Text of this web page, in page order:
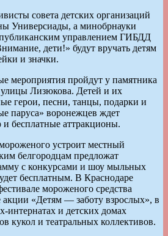
совета детских организаций
Универсиады, а минобрнауки
управлением ГИБДД
дети!» будут вручать детям
и значки.
мероприятия пройдут у памятника
Лизюкова. Детей и их
герои, песни, танцы, подарки и
паруса» воронежцев ждет
бесплатные аттракционы.
устроит местный
белгородцам предложат
с конкурсами и шоу мыльных
бесплатным. В Краснодаре
мороженого средства
акции «Детям — заботу взрослых», в
интернатах и детских домах
кукол и театральных коллективов.